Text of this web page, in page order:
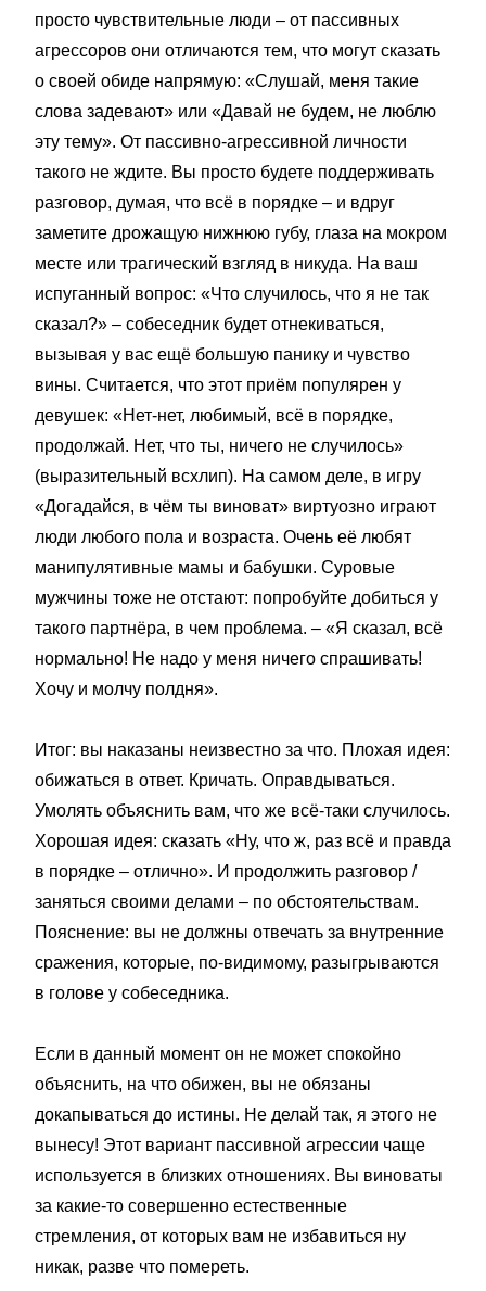
просто чувствительные люди – от пассивных
агрессоров они отличаются тем, что могут сказать
о своей обиде напрямую: «Слушай, меня такие
слова задевают» или «Давай не будем, не люблю
эту тему». От пассивно-агрессивной личности
такого не ждите. Вы просто будете поддерживать
разговор, думая, что всё в порядке – и вдруг
заметите дрожащую нижнюю губу, глаза на мокром
месте или трагический взгляд в никуда. На ваш
испуганный вопрос: «Что случилось, что я не так
сказал?» – собеседник будет отнекиваться,
вызывая у вас ещё большую панику и чувство
вины. Считается, что этот приём популярен у
девушек: «Нет-нет, любимый, всё в порядке,
продолжай. Нет, что ты, ничего не случилось»
(выразительный всхлип). На самом деле, в игру
«Догадайся, в чём ты виноват» виртуозно играют
люди любого пола и возраста. Очень её любят
манипулятивные мамы и бабушки. Суровые
мужчины тоже не отстают: попробуйте добиться у
такого партнёра, в чем проблема. – «Я сказал, всё
нормально! Не надо у меня ничего спрашивать!
Хочу и молчу полдня».
Итог: вы наказаны неизвестно за что. Плохая идея:
обижаться в ответ. Кричать. Оправдываться.
Умолять объяснить вам, что же всё-таки случилось.
Хорошая идея: сказать «Ну, что ж, раз всё и правда
в порядке – отлично». И продолжить разговор /
заняться своими делами – по обстоятельствам.
Пояснение: вы не должны отвечать за внутренние
сражения, которые, по-видимому, разыгрываются
в голове у собеседника.
Если в данный момент он не может спокойно
объяснить, на что обижен, вы не обязаны
докапываться до истины. Не делай так, я этого не
вынесу! Этот вариант пассивной агрессии чаще
используется в близких отношениях. Вы виноваты
за какие-то совершенно естественные
стремления, от которых вам не избавиться ну
никак, разве что помереть.